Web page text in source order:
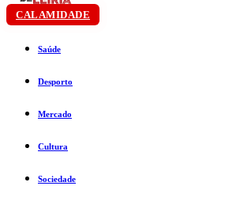
CALAMIDADE
Saúde
Desporto
Mercado
Cultura
Sociedade